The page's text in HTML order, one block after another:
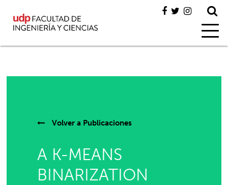
Volver a Publicaciones
A K-MEANS
BINARIZATION